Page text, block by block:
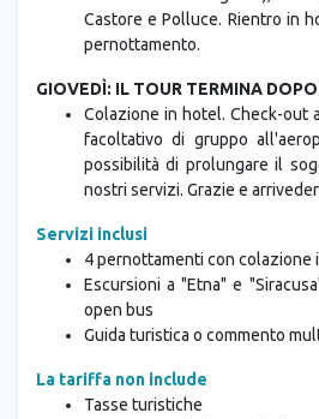
Castore e Polluce. Rientro in
pernottamento.
GIOVEDÌ: IL TOUR TERMINA
Colazione in hotel. Check-out
facoltativo di gruppo
possibilità di prolungare il
nostri servizi. Grazie e
Servizi inclusi
4 pernottamenti con colazione
Escursioni a "Etna" e
open bus
Guida turistica o commento
La tariffa non include
Tasse turistiche